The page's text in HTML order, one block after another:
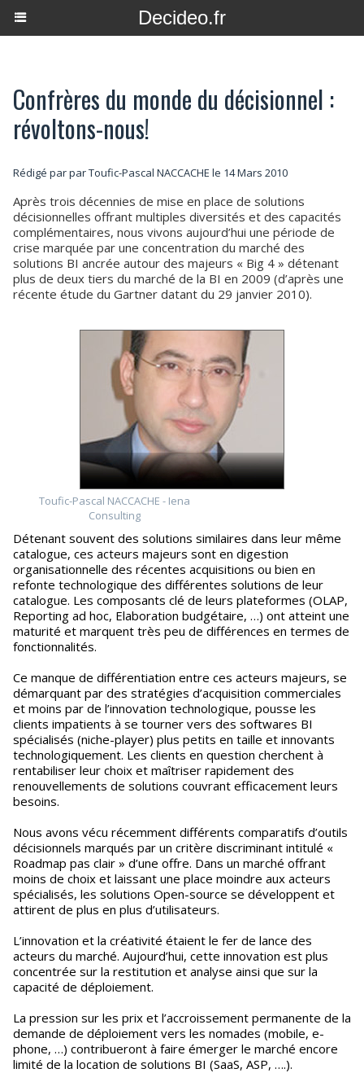
Decideo.fr
Confrères du monde du décisionnel :
révoltons-nous!
Rédigé par par Toufic-Pascal NACCACHE le 14 Mars 2010
Après trois décennies de mise en place de solutions
décisionnelles offrant multiples diversités et des capacités
complémentaires, nous vivons aujourd’hui une période de
crise marquée par une concentration du marché des
solutions BI ancrée autour des majeurs « Big 4 » détenant
plus de deux tiers du marché de la BI en 2009 (d’après une
récente étude du Gartner datant du 29 janvier 2010).
Toufic-Pascal NACCACHE - Iena
Consulting
Détenant souvent des solutions similaires dans leur même
catalogue, ces acteurs majeurs sont en digestion
organisationnelle des récentes acquisitions ou bien en
refonte technologique des différentes solutions de leur
catalogue. Les composants clé de leurs plateformes (OLAP,
Reporting ad hoc, Elaboration budgétaire, …) ont atteint une
maturité et marquent très peu de différences en termes de
fonctionnalités.
Ce manque de différentiation entre ces acteurs majeurs, se
démarquant par des stratégies d’acquisition commerciales
et moins par de l’innovation technologique, pousse les
clients impatients à se tourner vers des softwares BI
spécialisés (niche-player) plus petits en taille et innovants
technologiquement. Les clients en question cherchent à
rentabiliser leur choix et maîtriser rapidement des
renouvellements de solutions couvrant efficacement leurs
besoins.
Nous avons vécu récemment différents comparatifs d’outils
décisionnels marqués par un critère discriminant intitulé «
Roadmap pas clair » d’une offre. Dans un marché offrant
moins de choix et laissant une place moindre aux acteurs
spécialisés, les solutions Open-source se développent et
attirent de plus en plus d’utilisateurs.
L’innovation et la créativité étaient le fer de lance des
acteurs du marché. Aujourd’hui, cette innovation est plus
concentrée sur la restitution et analyse ainsi que sur la
capacité de déploiement.
La pression sur les prix et l’accroissement permanente de la
demande de déploiement vers les nomades (mobile, e-
phone, …) contribueront à faire émerger le marché encore
limité de la location de solutions BI (SaaS, ASP, ….).